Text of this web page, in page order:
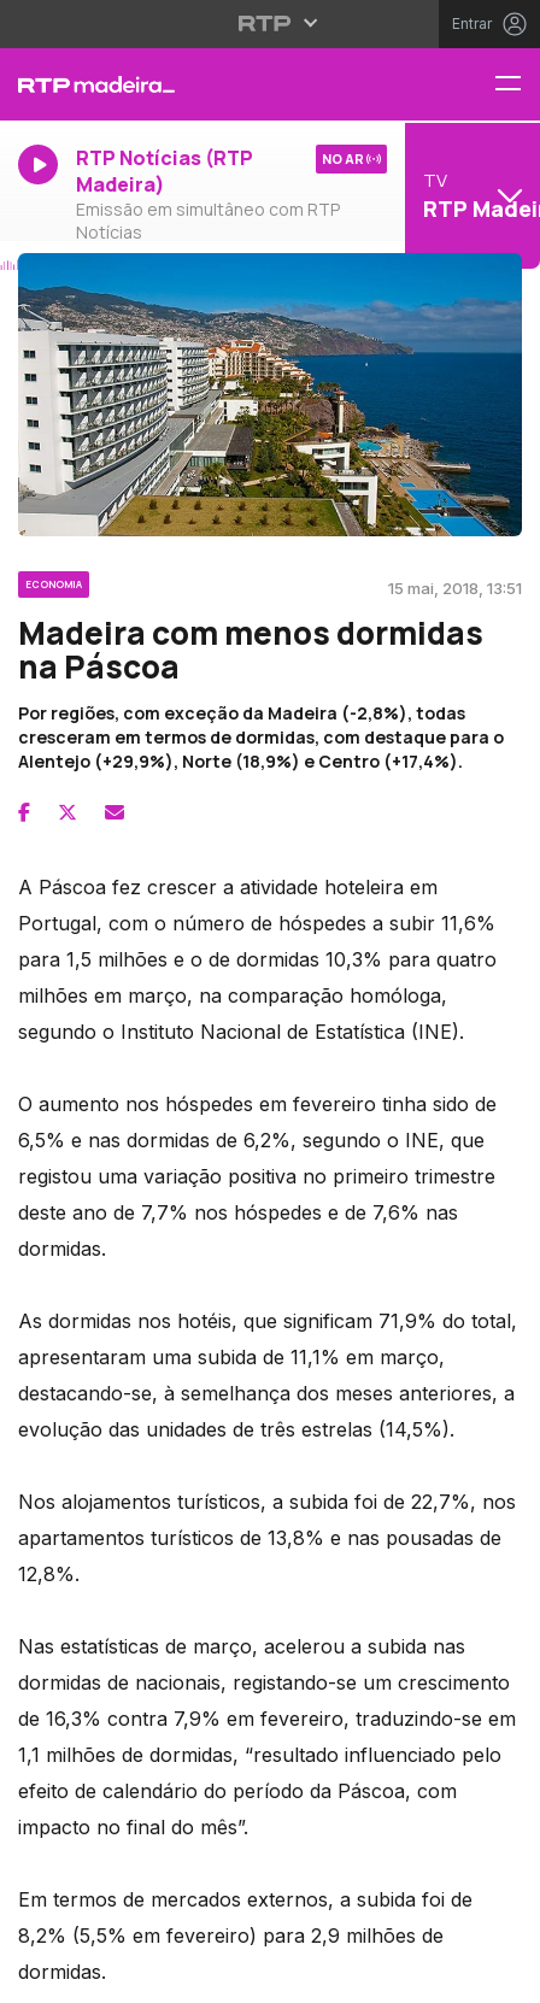
Entrar
RTP Notícias (RTP
Madeira)
Emissão em simultâneo com RTP
Notícias
NO AR
TV
RTP
ECONOMIA 15 mai, 2018, 13:51
Madeira com menos dormidas
na Páscoa
Por regiões, com exceção da Madeira (-2,8%), todas
cresceram em termos de dormidas, com destaque para o
Alentejo (+29,9%), Norte (18,9%) e Centro (+17,4%).
A Páscoa fez crescer a atividade hoteleira em
Portugal, com o número de hóspedes a subir 11,6%
para 1,5 milhões e o de dormidas 10,3% para quatro
milhões em março, na comparação homóloga,
segundo o Instituto Nacional de Estatística (INE).
O aumento nos hóspedes em fevereiro tinha sido de
6,5% e nas dormidas de 6,2%, segundo o INE, que
registou uma variação positiva no primeiro trimestre
deste ano de 7,7% nos hóspedes e de 7,6% nas
dormidas.
As dormidas nos hotéis, que significam 71,9% do total,
apresentaram uma subida de 11,1% em março,
destacando-se, à semelhança dos meses anteriores, a
evolução das unidades de três estrelas (14,5%).
Nos alojamentos turísticos, a subida foi de 22,7%, nos
apartamentos turísticos de 13,8% e nas pousadas de
12,8%.
Nas estatísticas de março, acelerou a subida nas
dormidas de nacionais, registando-se um crescimento
de 16,3% contra 7,9% em fevereiro, traduzindo-se em
1,1 milhões de dormidas, “resultado influenciado pelo
efeito de calendário do período da Páscoa, com
impacto no final do mês”.
Em termos de mercados externos, a subida foi de
8,2% (5,5% em fevereiro) para 2,9 milhões de
dormidas.